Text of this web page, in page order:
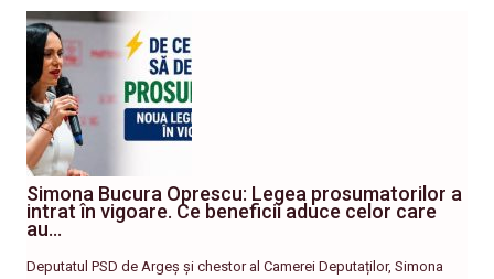
Simona Bucura Oprescu: Legea prosumatorilor a
intrat în vigoare. Ce beneficii aduce celor care
au…
Deputatul PSD de Argeș și chestor al Camerei Deputaților, Simona